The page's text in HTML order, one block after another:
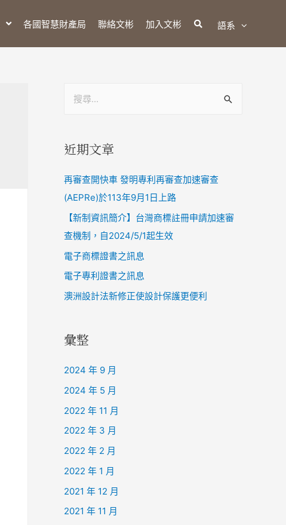
各國智慧財產局 聯絡文彬 加入文彬 語系
近期文章
再審查開快車 發明專利再審查加速審查
(AEPRe)於113年9月1日上路
【新制資訊簡介】台灣商標註冊申請加速審
查機制，自2024/5/1起生效
電子商標證書之訊息
電子專利證書之訊息
澳洲設計法新修正使設計保護更便利
彙整
2024 年 9 月
2024 年 5 月
2022 年 11 月
2022 年 3 月
2022 年 2 月
2022 年 1 月
2021 年 12 月
2021 年 11 月